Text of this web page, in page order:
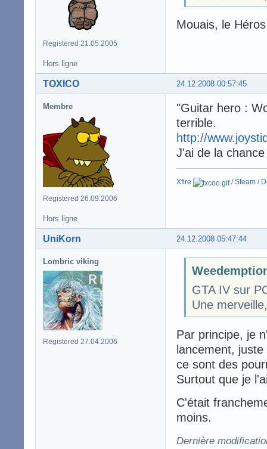
Registered 21.05.2005
Mouais, le
Hors ligne
24.12.2008 00:57:45
TOXICO
Membre
Registered 26.09.2006
"Guitar hero :
terrible.
http://
J'ai de la
Xfire /Steam /
Hors ligne
24.12.2008 05:47:44
UniKorn
Lombric viking
Registered 27.04.2006
GTA IV sur
Une
Par principe, je
lancement,
ce sont des
Surtout que je
C'était
moins.
Dernière